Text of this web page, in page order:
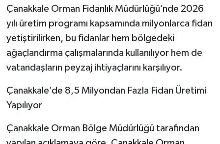
Çanakkale Orman Fidanlık Müdürlüğü’nde 2026
yılı üretim programı kapsamında milyonlarca fidan
yetiştirilirken, bu fidanlar hem bölgedeki
ağaçlandırma çalışmalarında kullanılıyor hem de
vatandaşların peyzaj ihtiyaçlarını karşılıyor.
Çanakkale’de 8,5 Milyondan Fazla Fidan Üretimi
Yapılıyor
Çanakkale Orman Bölge Müdürlüğü tarafından